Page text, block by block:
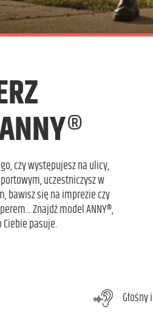
®
czy występujesz na ulicy,
uczestniczysz w
bawisz się na imprezie czy
Znajdź model ANNY®,
pasuje.